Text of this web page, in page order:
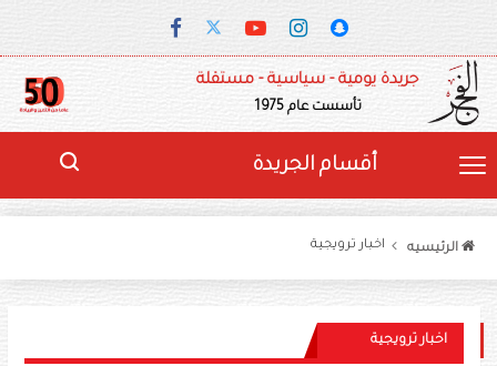
جريدة يومية - سياسية - مستقلة
تأسست عام 1975
أقسام الجريدة
الرئيسيه اخبار ترويجية
اخبار ترويجية